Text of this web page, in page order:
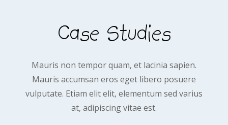
Case Studies
Mauris non tempor quam, et lacinia sapien.
Mauris accumsan eros eget libero posuere
vulputate. Etiam elit elit, elementum sed varius
at, adipiscing vitae est.